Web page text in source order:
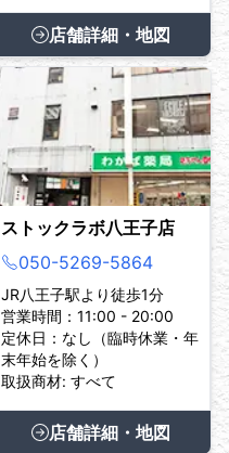
店舗詳細・地図
ストックラボ八王子店
050-5269-5864
JR八王子駅より徒歩1分
営業時間：11:00 - 20:00
定休日：なし（臨時休業・年
末年始を除く）
取扱商材: すべて
店舗詳細・地図